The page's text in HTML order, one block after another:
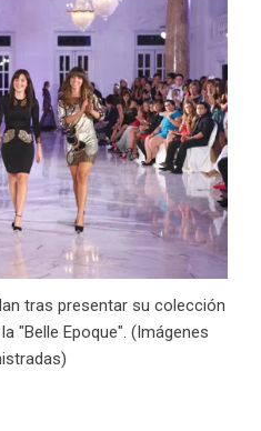
tras presentar su colección
"Belle Epoque". (Imágenes